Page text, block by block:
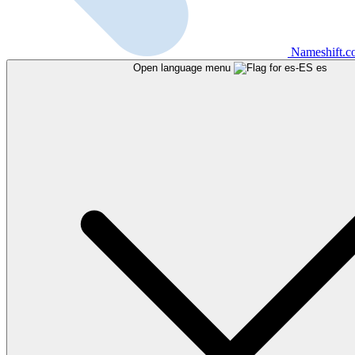
Open language menu es